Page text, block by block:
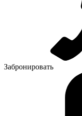
Забронировать